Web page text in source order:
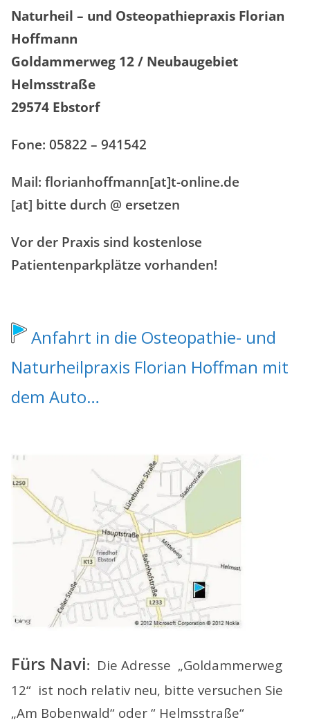
Naturheil – und Osteopathiepraxis Florian
Hoffmann
Goldammerweg 12 / Neubaugebiet
Helmsstraße
29574 Ebstorf
Fone: 05822 – 941542
Mail: florianhoffmann[at]t-online.de
[at] bitte durch @ ersetzen
Vor der Praxis sind kostenlose
Patientenparkplätze vorhanden!
Anfahrt in die Osteopathie- und
Naturheilpraxis Florian Hoffman mit
dem Auto…
Fürs Navi: Die Adresse „Goldammerweg
12“ ist noch relativ neu, bitte versuchen Sie
„Am Bobenwald“ oder “ Helmsstraße“